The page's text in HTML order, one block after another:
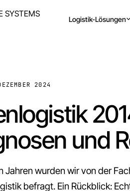
Logistik-Lösungen
2024
und
Jahren wurden wir von der
befragt. Ein Rückblick: